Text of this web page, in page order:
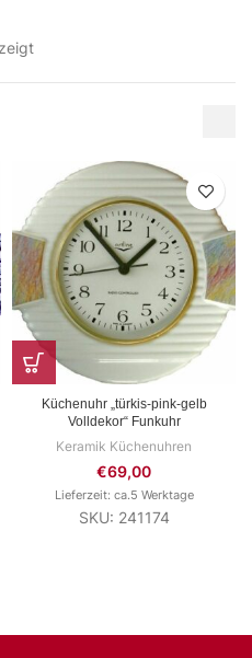
Küchenuhr „türkis-pink-gelb
Volldekor“ Funkuhr
Keramik Küchenuhren
€69,00
Lieferzeit: ca.5 Werktage
SKU: 241174